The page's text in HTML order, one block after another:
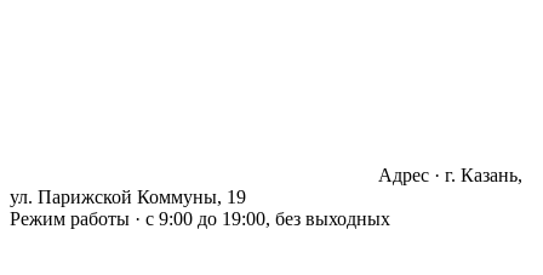
Адрес · г. Казань,
ул. Парижской Коммуны, 19
Режим работы · с 9:00 до 19:00, без выходных